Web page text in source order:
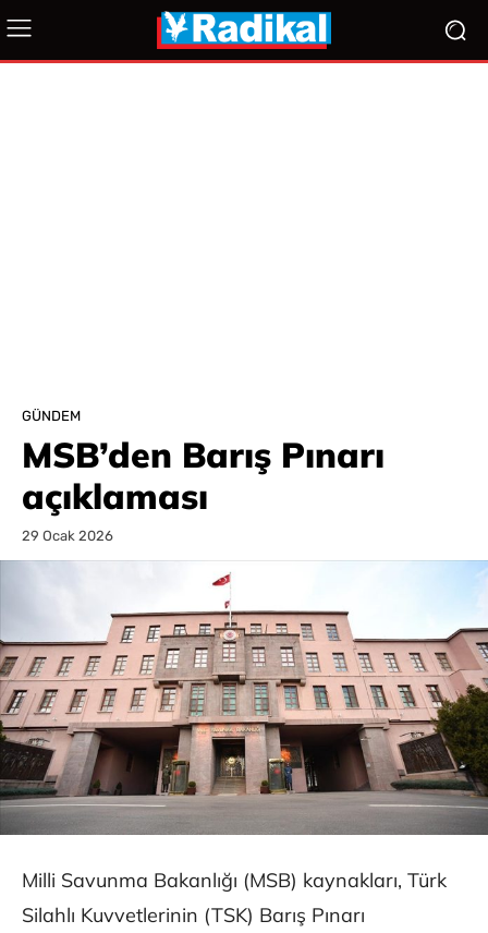
GÜNDEM
MSB’den Barış Pınarı
açıklaması
29 Ocak 2026
Milli Savunma Bakanlığı (MSB) kaynakları, Türk
Silahlı Kuvvetlerinin (TSK) Barış Pınarı